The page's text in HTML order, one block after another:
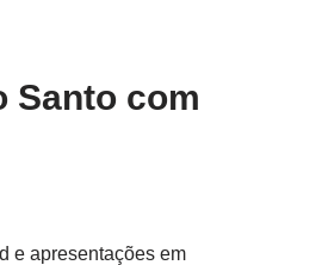
Santo com
e apresentações em